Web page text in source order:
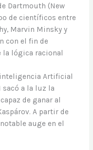
Dartmouth (New
de científicos entre
Marvin Minsky y
con el fin de
lógica racional
Artificial
sacó a la luz la
de ganar al
A partir de
auge en el